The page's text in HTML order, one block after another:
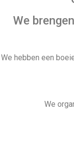
We
We hebben een
We